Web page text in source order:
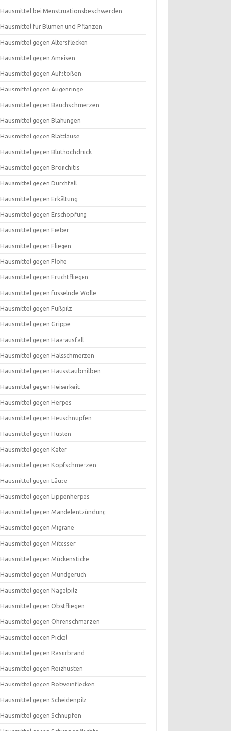
Hausmittel bei Menstruationsbeschwerden
Hausmittel für Blumen und Pflanzen
Hausmittel gegen Altersflecken
Hausmittel gegen Ameisen
Hausmittel gegen Aufstoßen
Hausmittel gegen Augenringe
Hausmittel gegen Bauchschmerzen
Hausmittel gegen Blähungen
Hausmittel gegen Blattläuse
Hausmittel gegen Bluthochdruck
Hausmittel gegen Bronchitis
Hausmittel gegen Durchfall
Hausmittel gegen Erkältung
Hausmittel gegen Erschöpfung
Hausmittel gegen Fieber
Hausmittel gegen Fliegen
Hausmittel gegen Flöhe
Hausmittel gegen Fruchtfliegen
Hausmittel gegen fusselnde Wolle
Hausmittel gegen Fußpilz
Hausmittel gegen Grippe
Hausmittel gegen Haarausfall
Hausmittel gegen Halsschmerzen
Hausmittel gegen Hausstaubmilben
Hausmittel gegen Heiserkeit
Hausmittel gegen Herpes
Hausmittel gegen Heuschnupfen
Hausmittel gegen Husten
Hausmittel gegen Kater
Hausmittel gegen Kopfschmerzen
Hausmittel gegen Läuse
Hausmittel gegen Lippenherpes
Hausmittel gegen Mandelentzündung
Hausmittel gegen Migräne
Hausmittel gegen Mitesser
Hausmittel gegen Mückenstiche
Hausmittel gegen Mundgeruch
Hausmittel gegen Nagelpilz
Hausmittel gegen Obstfliegen
Hausmittel gegen Ohrenschmerzen
Hausmittel gegen Pickel
Hausmittel gegen Rasurbrand
Hausmittel gegen Reizhusten
Hausmittel gegen Rotweinflecken
Hausmittel gegen Scheidenpilz
Hausmittel gegen Schnupfen